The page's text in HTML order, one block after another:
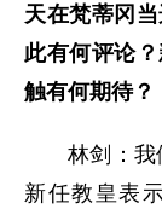
天在梵蒂冈
此有何评论
触有何期待？
林剑：我
新任教皇表